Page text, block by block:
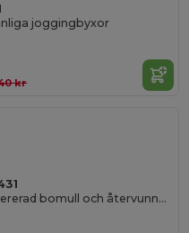
joggingbyxor
kr
Joggers i regenererad bomull och återvunnen polyester